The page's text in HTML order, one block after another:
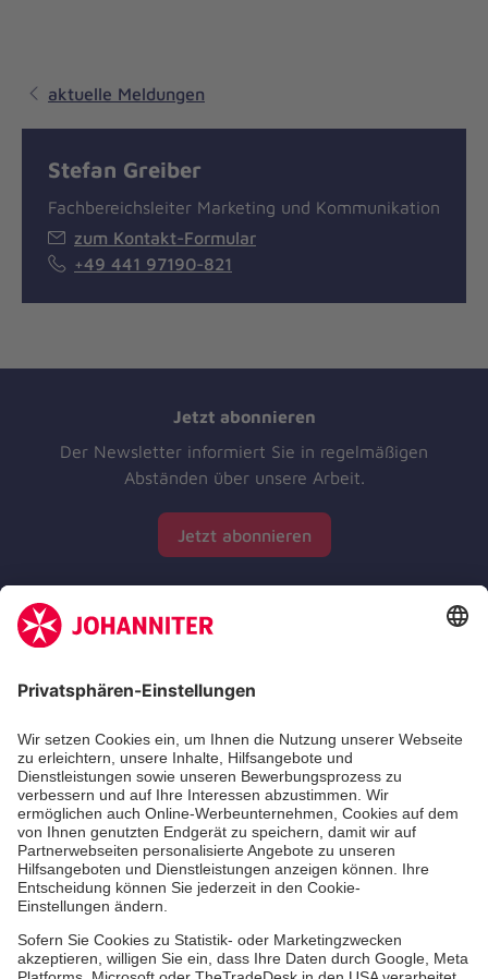
aktuelle Meldungen
Stefan Greiber
Fachbereichsleiter Marketing und Kommunikation
zum Kontakt-Formular
+49 441 97190-821
Jetzt abonnieren
Der Newsletter informiert Sie in regelmäßigen
Abständen über unsere Arbeit.
Jetzt abonnieren
Zertifizierung der Johanniter-Unfall-Hilfe e.V.
Die Johanniter GmbH führt das Spendenzertifikat
des Deutschen Spendenrats e.V.